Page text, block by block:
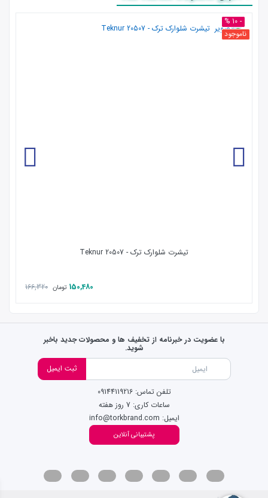
- 10 %
ناموجود
تیشرت شلوارک ترک - Teknur 20507
150,480 تومان 166,320
با عضویت در خبرنامه از تخفیف ها و محصولات جدید باخبر
شوید.
ثبت ایمیل
پشتیبانی آنلاین
تلفن تماس: 09144119216
ساعات کاری: 7 روز هفته
ایمیل: info@torkbrand.com